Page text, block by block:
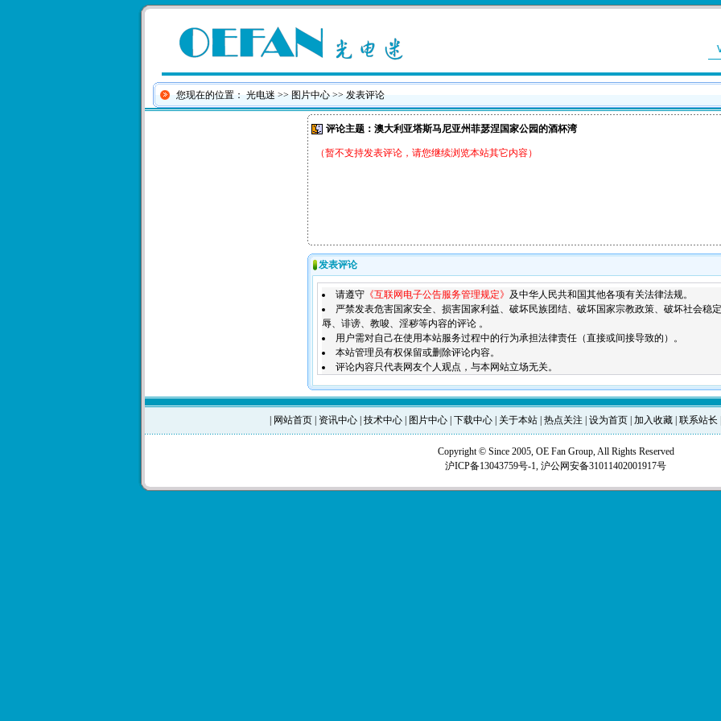
您现在的位置： 光电迷 >> 图片中心 >> 发表评论
评论主题：澳大利亚塔斯马尼亚州菲瑟涅国家公园的酒杯湾
（暂不支持发表评论，请您继续浏览本站其它内容）
发表评论
请遵守 《互联网电子公告服务管理规定》 及中华人民共和国其他各项有关法律法规。
严禁发表危害国家安全、损害国家利益、破坏民族团结、破坏国家宗教政策、破坏社会稳
辱、诽谤、教唆、淫秽等内容的评论 。
用户需对自己在使用本站服务过程中的行为承担法律责任（直接或间接导致的）。
本站管理员有权保留或删除评论内容。
评论内容只代表网友个人观点，与本网站立场无关。
网站首页 资讯中心 技术中心 图片中心 下载中心 关于本站 热点关注 设为首页 加入收藏 联系站长
Copyright © Since 2005, OE Fan Group, All Rights Reserved
沪ICP备13043759号-1, 沪公网安备31011402001917号